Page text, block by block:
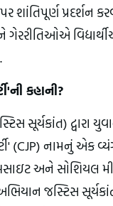
પ્રદર્શન
ગેરરીતિઓએ
કહાની?
સૂર્યકાંત)
(CJP) નામનું
અને સોશિયલ
જસ્ટિસ